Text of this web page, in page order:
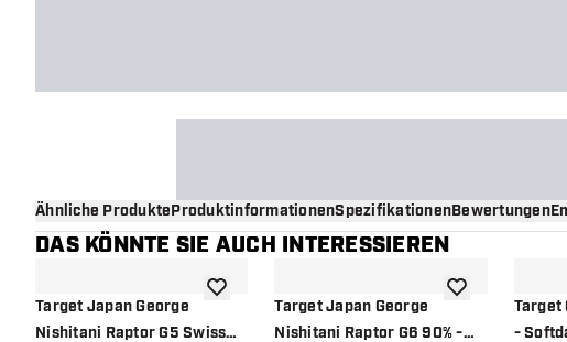
Ähnliche ProdukteProduktinformationenSpezifikationenBewertungen
DAS KÖNNTE SIE AUCH INTERESSIEREN
Target Japan George
Nishitani Raptor G5 Swiss
Zur Wunschliste hinzufügen
Target Japan George
Nishitani Raptor G6 90% -
Zur Wunschliste
Target
-